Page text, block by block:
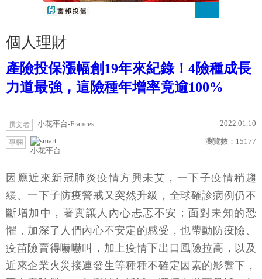
個人理財
產險投保漲幅創19年來紀錄！4險種成長
力道最強，這險種年增率竟逾100%
撰文者 小花平台-Frances 2022.01.10
專欄
小花平台
瀏覽數： 15177
因應近來新冠肺炎疫情方興未艾，一下子疫情稍趨
緩、一下子防疫警戒又突然升級，全球確診病例仍不
斷增加中，著實讓人內心忐忑不安；面對未知的恐
懼，加深了人們內心不安定的感受，也帶動防疫險、
疫苗險賣得嚇嚇叫，加上疫情下出口風險拉高，以及
近來企業火災接連發生等種種不確定因素的影響下，